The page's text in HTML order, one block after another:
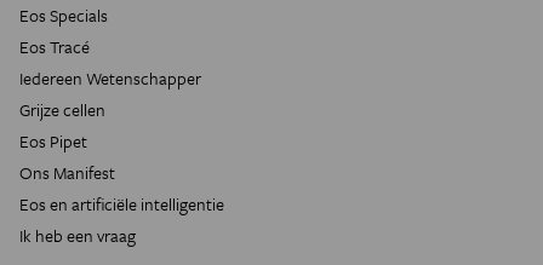
Eos Specials
Eos Tracé
Iedereen Wetenschapper
Grijze cellen
Eos Pipet
Ons Manifest
Eos en artificiële intelligentie
Ik heb een vraag